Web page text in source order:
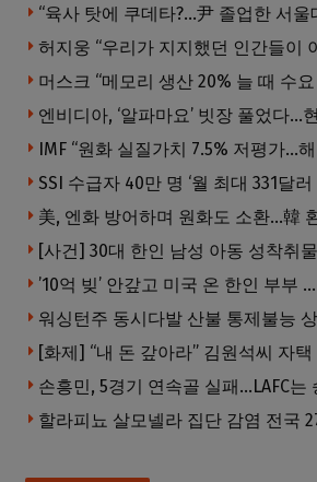
“육사 탓에 쿠데타?…尹 졸업한 서울
허지웅 “우리가 지지했던 인간들이
IMF “원화 실질가치 7.5% 저평가…
[사건] 30대 한인 남성 아동 성착취
할라피뇨 살모넬라 집단 감염 전국